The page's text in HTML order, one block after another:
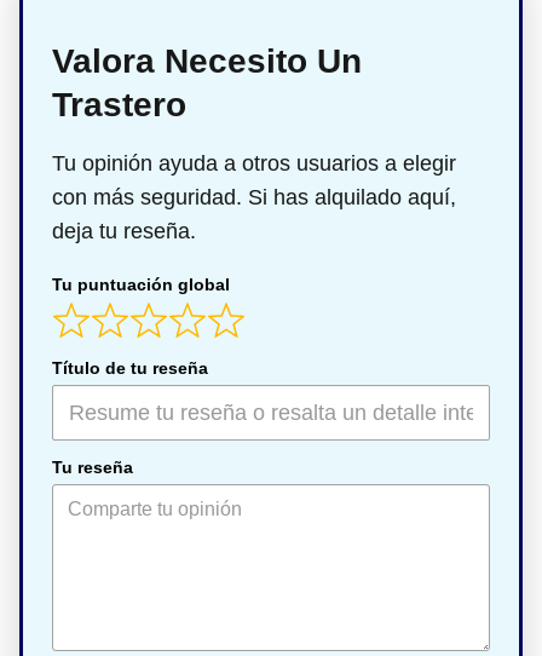
Valora Necesito Un
Trastero
Tu opinión ayuda a otros usuarios a elegir
con más seguridad. Si has alquilado aquí,
deja tu reseña.
Tu puntuación global
Título de tu reseña
Tu reseña